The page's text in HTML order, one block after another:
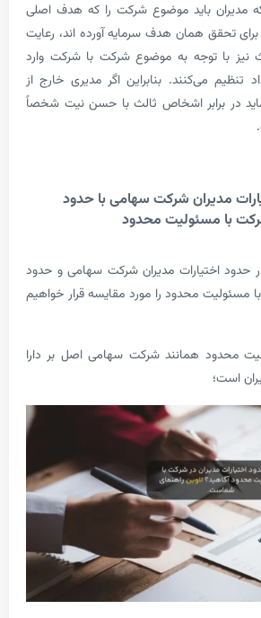
موضوع شرکت را که هدف اصلی
هدف سرمایه آورده اند، رعایت
به موضوع شرکت با شرکت وارد
بنابراین اگر مدیری خارج از
اشخاص ثالث با حسن نیت شخصاً
شرکت سهامی با حدود
محدود
مدیران شرکت سهامی و حدود
را مورد مقایسه قرار خواهیم
شرکت سهامی اصل بر دارا